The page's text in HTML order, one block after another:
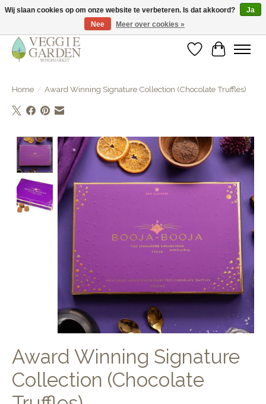
vegan & veggie products | free store pick-up
Verlanglijst
Home / Award Winning Signature Collection (Chocolate Truffles)
Product image slideshow Items
Award Winning Signature
Collection (Chocolate
Wij slaan cookies op om onze website te verbeteren. Is dat akkoord?
Ja
Nee
Meer over cookies »